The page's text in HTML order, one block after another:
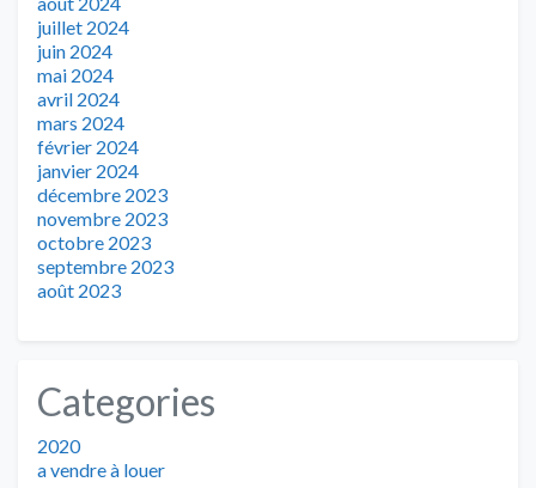
juillet 2024
juin 2024
mai 2024
avril 2024
mars 2024
février 2024
janvier 2024
décembre 2023
novembre 2023
octobre 2023
septembre 2023
août 2023
Categories
2020
a vendre à louer